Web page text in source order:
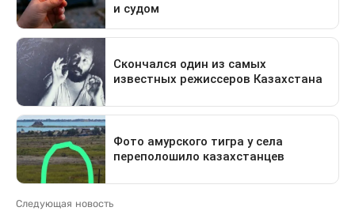
Следующая новость